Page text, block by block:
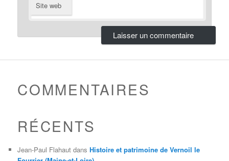
Site web
COMMENTAIRES
RÉCENTS
Jean-Paul Flahaut dansHistoire et patrimoine de Vernoil le